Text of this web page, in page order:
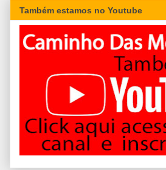
Também estamos no Youtube